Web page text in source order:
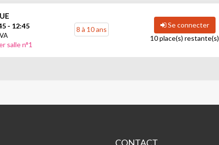
- 12:45
salle n°1
8 à 10 ans
Se connecter
10 place(s) restante(s)
CONTACT